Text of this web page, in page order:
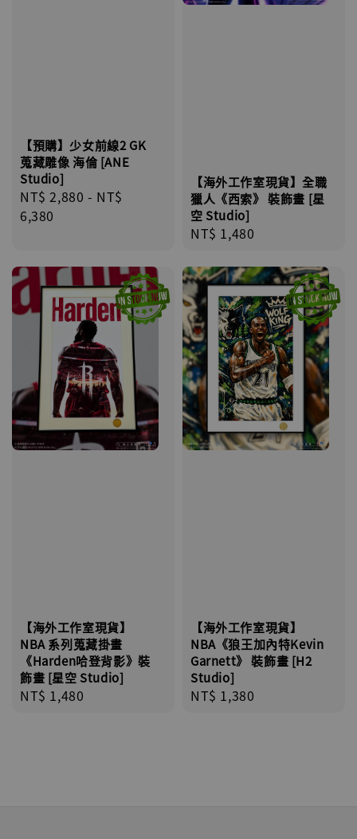
【預購】少女前線2 GK
蒐藏雕像 海倫 [ANE
Studio]
Regular
price
NT$ 2,880 - NT$
6,380
【海外工作室現貨】全職
獵人《西索》 裝飾畫 [星
空 Studio]
Regular
NT$ 1,480
【海外工作室現貨】
NBA 系列蒐藏掛畫
《Harden哈登背影》裝
飾畫 [星空 Studio]
Regular
NT$ 1,480
【海外工作室現貨】
NBA《狼王加內特Kevin
Garnett》 裝飾畫 [H2
Studio]
Regular
NT$ 1,380